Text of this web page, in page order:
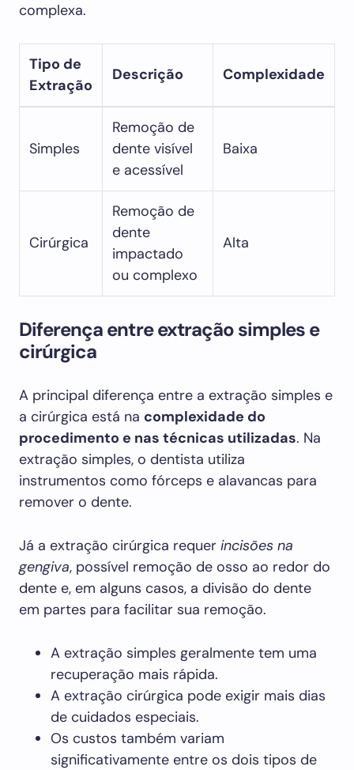
complexa.
Tipo de
Extração
Descrição Complexidade
Simples
Remoção de
dente visível
e acessível
Baixa
Cirúrgica
Remoção de
dente
impactado
ou complexo
Alta
Diferença entre extração simples e
cirúrgica
A principal diferença entre a extração simples e
a cirúrgica está na complexidade do
procedimento e nas técnicas utilizadas. Na
extração simples, o dentista utiliza
instrumentos como fórceps e alavancas para
remover o dente.
Já a extração cirúrgica requer incisões na
gengiva, possível remoção de osso ao redor do
dente e, em alguns casos, a divisão do dente
em partes para facilitar sua remoção.
A extração simples geralmente tem uma
recuperação mais rápida.
A extração cirúrgica pode exigir mais dias
de cuidados especiais.
Os custos também variam
significativamente entre os dois tipos de